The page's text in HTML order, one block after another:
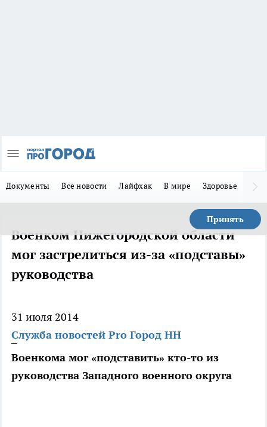
Документы Все новости Лайфхак В мире Здоровье
Принять
Военком Нижегородской области
мог застрелиться из-за «подставы»
руководства
31 июля 2014
Служба новостей Pro Город НН
Военкома мог «подставить» кто-то из
руководства Западного военного округа